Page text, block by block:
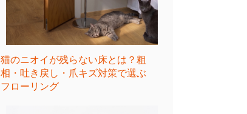
猫のニオイが残らない床とは？粗
相・吐き戻し・爪キズ対策で選ぶ
フローリング